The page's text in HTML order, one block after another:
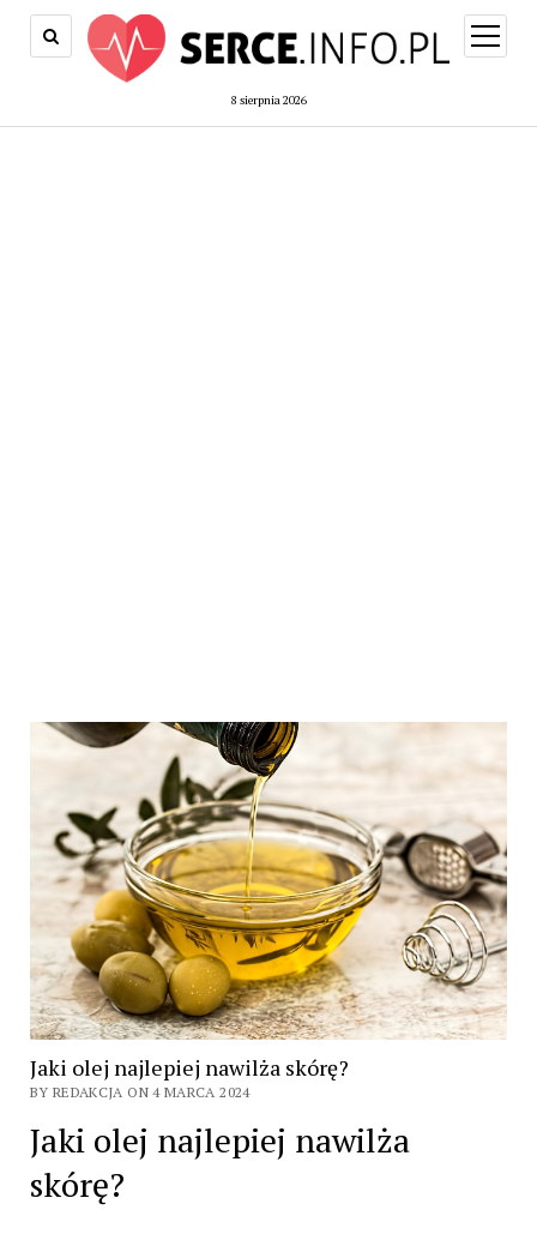
8 sierpnia 2026
open
menu
Jaki olej najlepiej nawilża skórę?
BY REDAKCJA ON 4 MARCA 2024
Jaki olej najlepiej nawilża
skórę?